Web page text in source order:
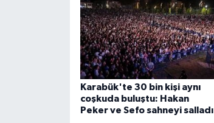
Karabük'te 30 bin kişi aynı
coşkuda buluştu: Hakan
Peker ve Sefo sahneyi salladı